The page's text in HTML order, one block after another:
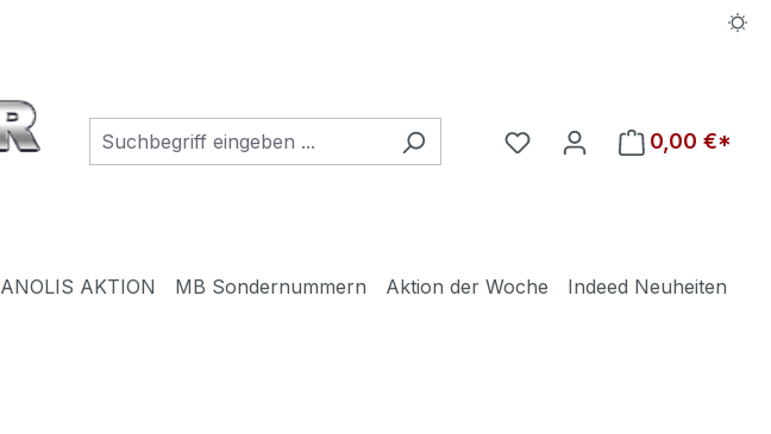
Du hast 0 Produkte auf
0,00 €*
ANOLIS AKTION MB Sondernummern Aktion der Woche
Indeed Neuheiten